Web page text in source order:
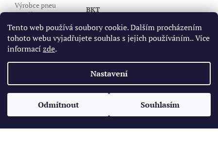
Tento web používá soubory cookie. Dalším procházením
tohoto webu vyjadřujete souhlas s jejich používáním.. Více
informacízde.
Nastavení
Odmítnout Souhlasím
Výrobce pneu
(značka):
BKT
Dezén:
TR 135
Index nosnosti (LI):
125/122
Rychlostní index (SI)
t
Vytvořil Shoptet